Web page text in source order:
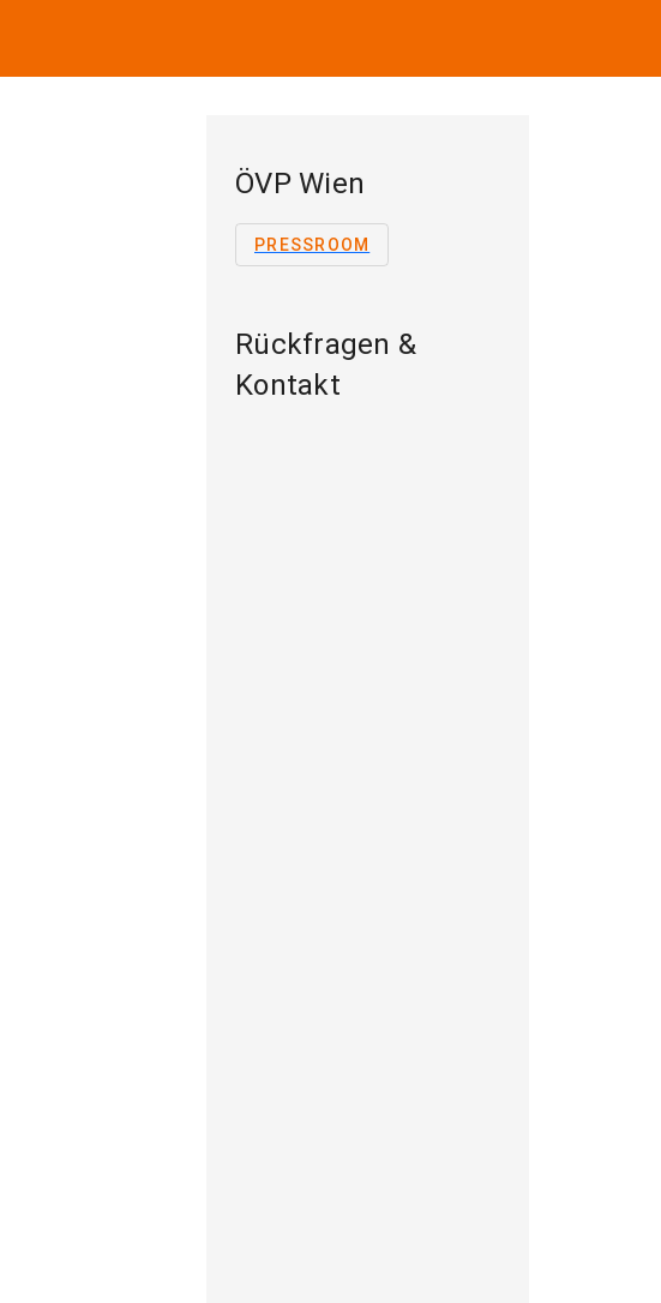
ÖVP Wien
PRESSROOM
Rückfragen &
Kontakt